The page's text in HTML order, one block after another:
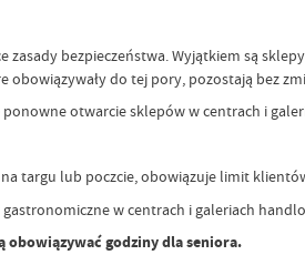
zasady bezpieczeństwa. Wyjątkiem są
obowiązywały do tej pory, pozostają bez
otwarcie sklepów w centrach i
targu lub poczcie, obowiązuje limit
w centrach i galeriach
obowiązywać godziny dla seniora.